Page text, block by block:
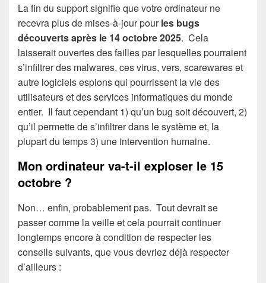
La fin du support signifie que votre ordinateur ne
recevra plus de mises-à-jour pourles bugs
découverts après le 14 octobre 2025. Cela
laisserait ouvertes des failles par lesquelles pourraient
s’infiltrer des malwares, ces virus, vers, scarewares et
autre logiciels espions qui pourrissent la vie des
utilisateurs et des services informatiques du monde
entier. Il faut cependant 1) qu’un bug soit découvert, 2)
qu’il permette de s’infiltrer dans le système et, la
plupart du temps 3) une intervention humaine.
Mon ordinateur va-t-il exploser le 15
octobre ?
Non… enfin, probablement pas. Tout devrait se
passer comme la veille et cela pourrait continuer
longtemps encore à condition de respecter les
conseils suivants, que vous devriez déjà respecter
d’ailleurs :